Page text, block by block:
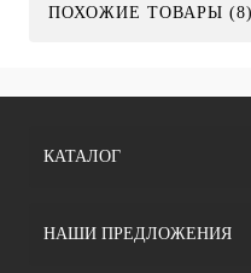
ПОХОЖИЕ ТОВАРЫ (8)
КАТАЛОГ
НАШИ ПРЕДЛОЖЕНИЯ